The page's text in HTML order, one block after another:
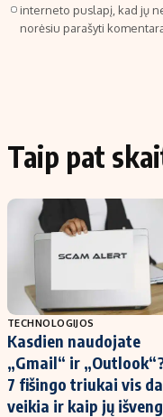
interneto puslapį, kad jų
norėsiu parašyti
Taip pat
TECHNOLOGIJOS
Kasdien naudojate
„Gmail“ ir
7 fišingo triukai vis
veikia ir kaip jų